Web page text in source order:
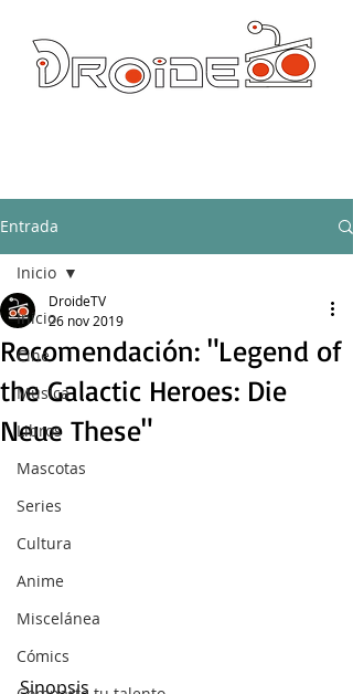
Entrada
Inicio
Cine
Música
Libros
Mascotas
Series
Cultura
Anime
Miscelánea
Cómics
Inicio
Recomendación: "Legend of
the Galactic Heroes: Die
Neue These"
DroideTV
26 nov 2019
Sinopsis